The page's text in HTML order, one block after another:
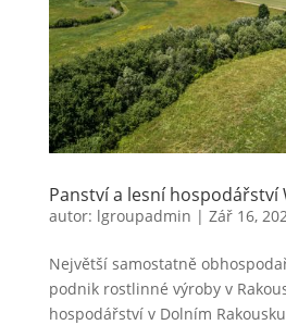
Panství a lesní
autor: lgroupadmin | Zář 16,
Největší samostatně
podnik rostlinné výroby v
hospodářství v Dolním